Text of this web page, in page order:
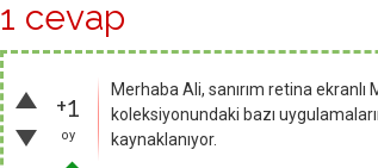
1 cevap
+1
oy
Merhaba Ali, sanırım retina
koleksiyonundaki bazı
kaynaklanıyor.